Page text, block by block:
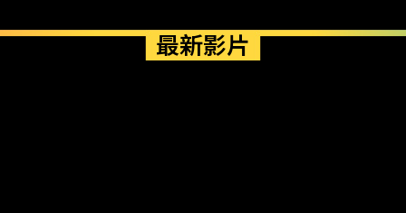
最新影片